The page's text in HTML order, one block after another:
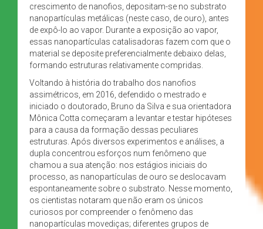
crescimento de nanofios, depositam-se no substrato
nanopartículas metálicas (neste caso, de ouro), antes
de expô-lo ao vapor. Durante a exposição ao vapor,
essas nanopartículas catalisadoras fazem com que o
material se deposite preferencialmente debaixo delas,
formando estruturas relativamente compridas.
Voltando à história do trabalho dos nanofios
assimétricos, em 2016, defendido o mestrado e
iniciado o doutorado, Bruno da Silva e sua orientadora
Mônica Cotta começaram a levantar e testar hipóteses
para a causa da formação dessas peculiares
estruturas. Após diversos experimentos e análises, a
dupla concentrou esforços num fenômeno que
chamou a sua atenção: nos estágios iniciais do
processo, as nanopartículas de ouro se deslocavam
espontaneamente sobre o substrato. Nesse momento,
os cientistas notaram que não eram os únicos
curiosos por compreender o fenômeno das
nanopartículas movediças; diferentes grupos de